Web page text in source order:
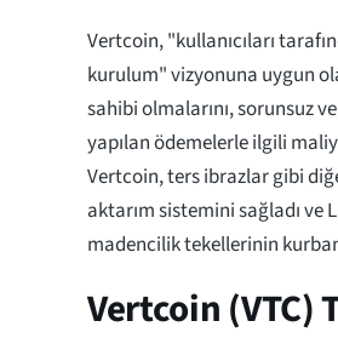
Vertcoin, "kullanıcıları
kurulum" vizyonuna uygun
sahibi olmalarını, sorunsuz
yapılan ödemelerle ilgili
Vertcoin, ters ibrazlar gibi
aktarım sistemini sağladı ve
madencilik tekellerinin
Vertcoin (VTC)